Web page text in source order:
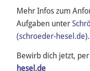
Mehr Infos zum
Aufgaben unter
(schroeder-hesel.de).
Bewirb dich jetzt,
hesel.de